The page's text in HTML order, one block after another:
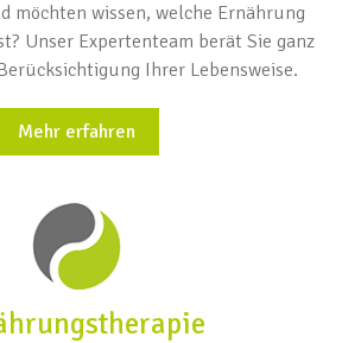
möchten wissen, welche Ernährung
Unser Expertenteam berät Sie ganz
Ihrer Lebensweise.
Mehr erfahren